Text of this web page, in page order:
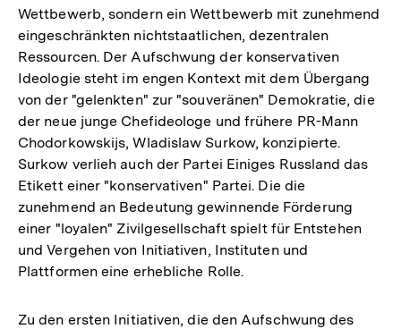
Wettbewerb, sondern ein Wettbewerb mit zunehmend
eingeschränkten nichtstaatlichen, dezentralen
Ressourcen. Der Aufschwung der konservativen
Ideologie steht im engen Kontext mit dem Übergang
von der "gelenkten" zur "souveränen" Demokratie, die
der neue junge Chefideologe und frühere PR-Mann
Chodorkowskijs, Wladislaw Surkow, konzipierte.
Surkow verlieh auch der Partei Einiges Russland das
Etikett einer "konservativen" Partei. Die die
zunehmend an Bedeutung gewinnende Förderung
einer "loyalen" Zivilgesellschaft spielt für Entstehen
und Vergehen von Initiativen, Instituten und
Plattformen eine erhebliche Rolle.
Zu den ersten Initiativen, die den Aufschwung des